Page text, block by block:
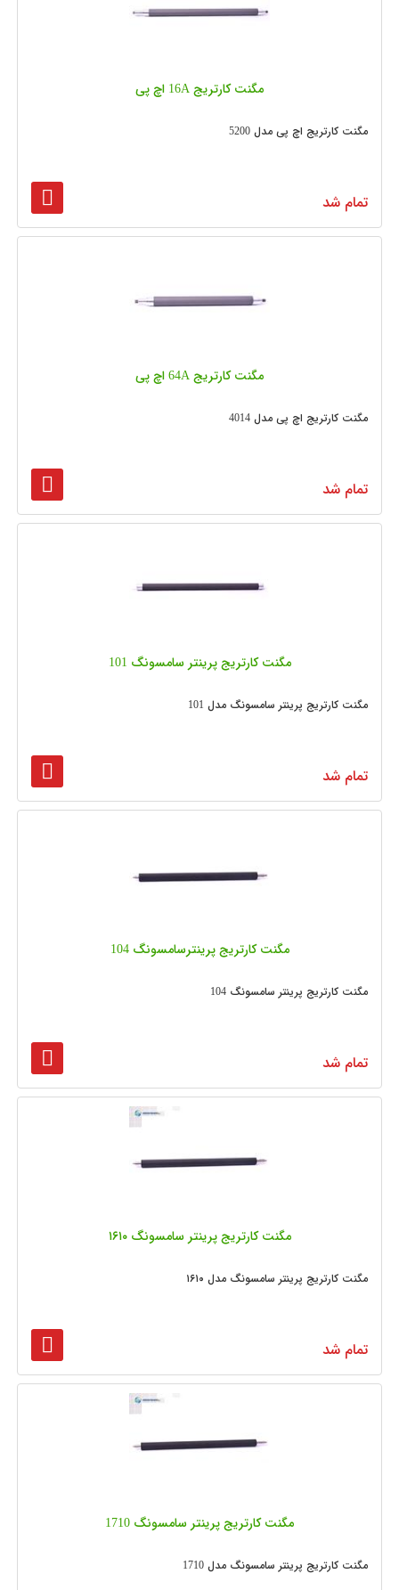
مگنت کارتریج 16A اچ پی
مگنت کارتریج اچ پی مدل 5200
تمام شد
مگنت کارتریج 64A اچ پی
مگنت کارتریج اچ پی مدل 4014
تمام شد
مگنت کارتریج پرینتر سامسونگ 101
مگنت کارتریج پرینتر سامسونگ مدل 101
تمام شد
مگنت کارتریج پرینترسامسونگ 104
مگنت کارتریج پرینتر سامسونگ 104
تمام شد
مگنت کارتریج پرینتر سامسونگ ۱۶۱۰
مگنت کارتریج پرینتر سامسونگ مدل ۱۶۱۰
تمام شد
مگنت کارتریج پرینتر سامسونگ 1710
مگنت کارتریج پرینتر سامسونگ مدل 1710